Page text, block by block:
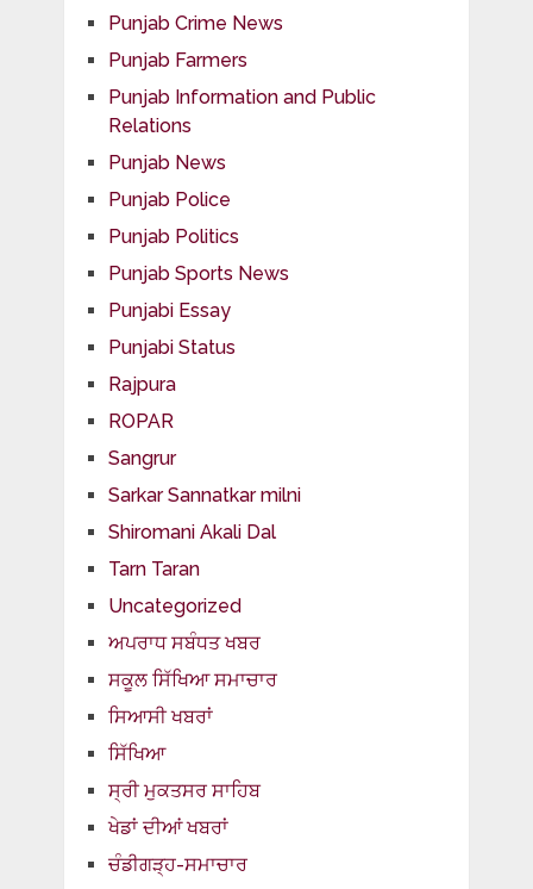
Punjab Crime News
Punjab Farmers
Punjab Information and Public
Relations
Punjab News
Punjab Police
Punjab Politics
Punjab Sports News
Punjabi Essay
Punjabi Status
Rajpura
ROPAR
Sangrur
Sarkar Sannatkar milni
Shiromani Akali Dal
Tarn Taran
Uncategorized
ਅਪਰਾਧ ਸਬੰਧਤ ਖਬਰ
ਸਕੂਲ ਸਿੱਖਿਆ ਸਮਾਚਾਰ
ਸਿਆਸੀ ਖਬਰਾਂ
ਸਿੱਖਿਆ
ਸ੍ਰੀ ਮੁਕਤਸਰ ਸਾਹਿਬ
ਖੇਡਾਂ ਦੀਆਂ ਖਬਰਾਂ
ਚੰਡੀਗੜ੍ਹ-ਸਮਾਚਾਰ